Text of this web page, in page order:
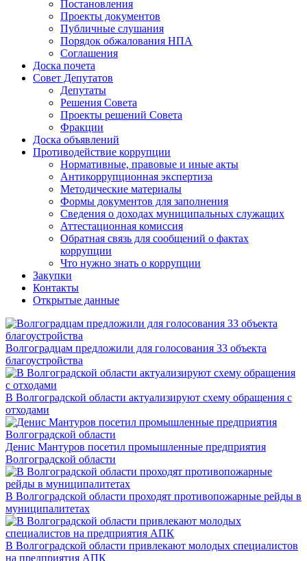
Постановления
Проекты документов
Публичные слушания
Порядок обжалования НПА
Соглашения
Доска почета
Совет Депутатов
Депутаты
Решения Совета
Проекты решений Совета
Фракции
Доска объявлений
Противодействие коррупции
Нормативные, правовые и иные акты
Антикоррупционная экспертиза
Методические материалы
Формы документов для заполнения
Сведения о доходах муниципальных служащих
Аттестационная комиссия
Обратная связь для сообщений о фактах
коррупции
Что нужно знать о коррупции
Закупки
Контакты
Открытые данные
Волгоградцам предложили для голосования 33 объекта
благоустройства
В Волгоградской области актуализируют схему обращения с
отходами
Денис Мантуров посетил промышленные предприятия
Волгоградской области
В Волгоградской области проходят противопожарные рейды в
муниципалитетах
В Волгоградской области привлекают молодых специалистов
на предприятия АПК